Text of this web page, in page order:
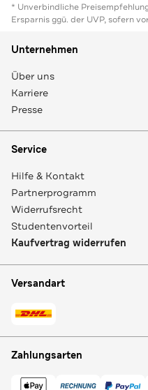
* Unverbindliche
Ersparnis ggü. der UVP, sofern
Unternehmen
Über uns
Karriere
Presse
Service
Hilfe & Kontakt
Partnerprogramm
Widerrufsrecht
Studentenvorteil
Kaufvertrag widerrufen
Versandart
Zahlungsarten